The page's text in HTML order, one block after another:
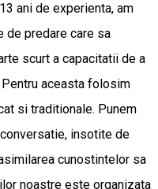
ani de experienta, am
de predare care sa
scurt a capacitatii de a
aceasta folosim
si traditionale. Punem
insotite de
cunostintelor sa
noastre este organizata